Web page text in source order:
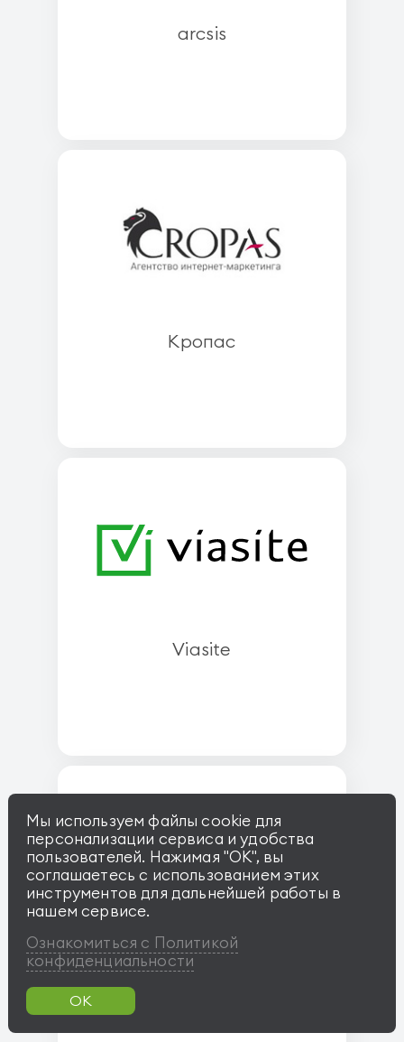
Мы используем файлы cookie для
персонализации сервиса и удобства
пользователей. Нажимая "OK", вы
соглашаетесь с использованием этих
инструментов для дальнейшей работы в
нашем сервисе.
Ознакомиться с Политикой
конфиденциальности
arcsis
Кропас
Viasite
Полная ИТ Поддержка